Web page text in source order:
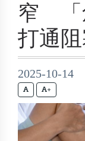
窄 「
打通
2025-10-14
+